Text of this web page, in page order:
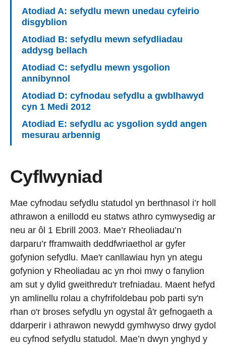
Atodiad A: sefydlu mewn unedau cyfeirio
disgyblion
Atodiad B: sefydlu mewn sefydliadau
addysg bellach
Atodiad C: sefydlu mewn ysgolion
annibynnol
Atodiad D: cyfnodau sefydlu a gwblhawyd
cyn 1 Medi 2012
Atodiad E: sefydlu ac ysgolion sydd angen
mesurau arbennig
Cyflwyniad
Mae cyfnodau sefydlu statudol yn berthnasol i’r holl
athrawon a enillodd eu statws athro cymwysedig ar
neu ar ôl 1 Ebrill 2003. Mae’r Rheoliadau’n
darparu’r fframwaith deddfwriaethol ar gyfer
gofynion sefydlu. Mae'r canllawiau hyn yn ategu
gofynion y Rheoliadau ac yn rhoi mwy o fanylion
am sut y dylid gweithredu'r trefniadau. Maent hefyd
yn amlinellu rolau a chyfrifoldebau pob parti sy'n
rhan o'r broses sefydlu yn ogystal â'r gefnogaeth a
ddarperir i athrawon newydd gymhwyso drwy gydol
eu cyfnod sefydlu statudol. Mae’n dwyn ynghyd y